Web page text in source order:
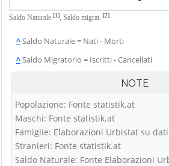
Saldo Naturale [1], Saldo migrat. [2]
^Saldo Naturale = Nati - Morti
^Saldo Migratorio = Iscritti - Cancellati
NOTE
Popolazione: Fonte statistik.at
Maschi: Fonte statistik.at
Famiglie: Elaborazioni Urbistat su
Stranieri: Fonte statistik.at
Saldo Naturale: Fonte Elaborazioni